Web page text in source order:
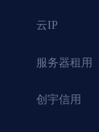
云IP
服务器租用
创宇信用